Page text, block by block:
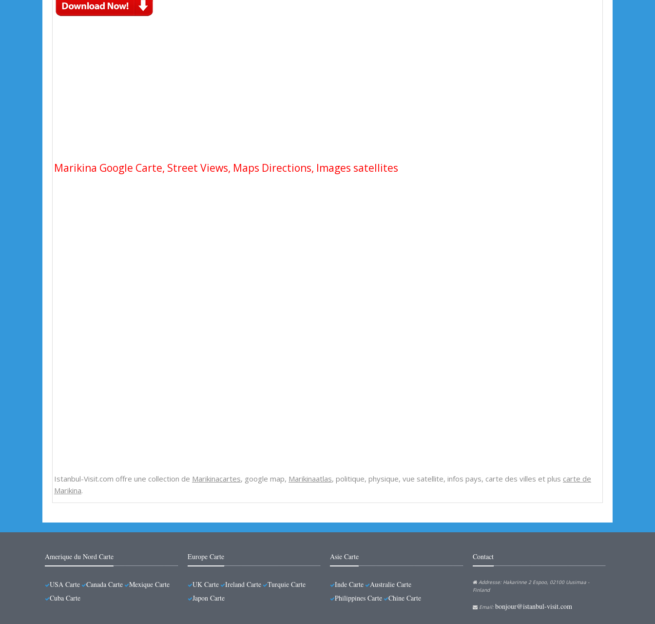
Marikina Google Carte, Street Views, Maps Directions, Images satellites
Istanbul-Visit.com offre une collection de Marikinacartes, google map, Marikinaatlas, politique, physique, vue satellite, infos pays, carte des villes et plus carte de
Marikina.
Amerique du Nord Carte
USA Carte Canada Carte
Mexique Carte
Cuba Carte
Europe Carte
UK Carte Ireland Carte
Turquie Carte
Japon Carte
Asie Carte
Inde Carte
Australie Carte
Philippines Carte
Chine Carte
Contact
Addresse: Hakarinne 2 Espoo, 02100 Uusimaa -
Finland
Email: bonjour@istanbul-visit.com